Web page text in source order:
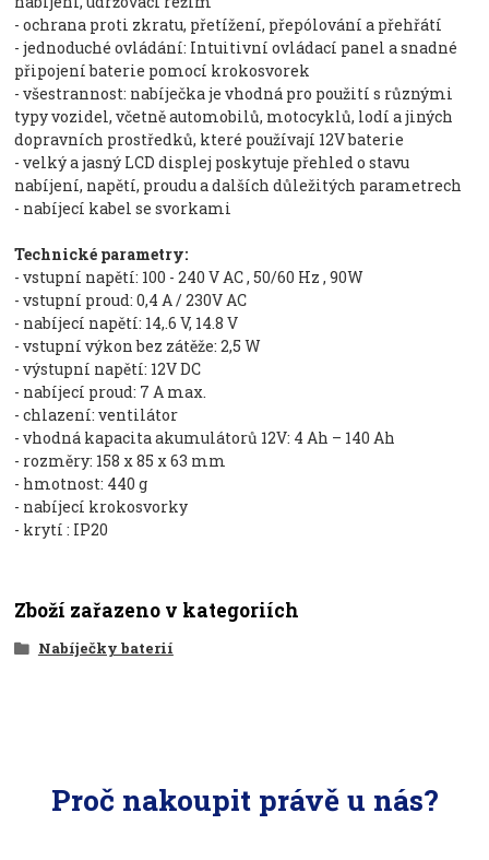
- ochrana proti zkratu, přetížení, přepólování a přehřátí
- jednoduché ovládání: Intuitivní ovládací panel a snadné
připojení baterie pomocí krokosvorek
- všestrannost: nabíječka je vhodná pro použití s různými
typy vozidel, včetně automobilů, motocyklů, lodí a jiných
dopravních prostředků, které používají 12V baterie
- velký a jasný LCD displej poskytuje přehled o stavu
nabíjení, napětí, proudu a dalších důležitých parametrech
- nabíjecí kabel se svorkami
Technické parametry:
- vstupní napětí: 100 - 240 V AC , 50/60 Hz , 90W
- vstupní proud: 0,4 A / 230V AC
- nabíjecí napětí: 14,.6 V, 14.8 V
- vstupní výkon bez zátěže: 2,5 W
- výstupní napětí: 12V DC
- nabíjecí proud: 7 A max.
- chlazení: ventilátor
- vhodná kapacita akumulátorů 12V: 4 Ah – 140 Ah
- rozměry: 158 x 85 x 63 mm
- hmotnost: 440 g
- nabíjecí krokosvorky
- krytí : IP20
Zboží zařazeno v kategoriích
Nabíječky baterií
Proč nakoupit právě u nás?